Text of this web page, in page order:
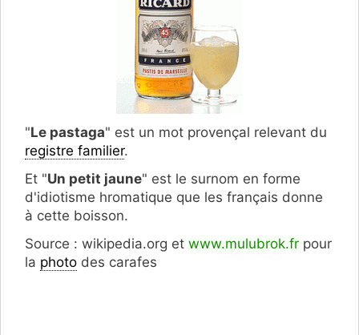
"Le pastaga" est un mot provençal relevant du
registre familier.
Et "Un petit jaune" est le surnom en forme
d'idiotisme hromatique que les français donne
à cette boisson.
Source : wikipedia.org et www.mulubrok.fr pour
la photo des carafes